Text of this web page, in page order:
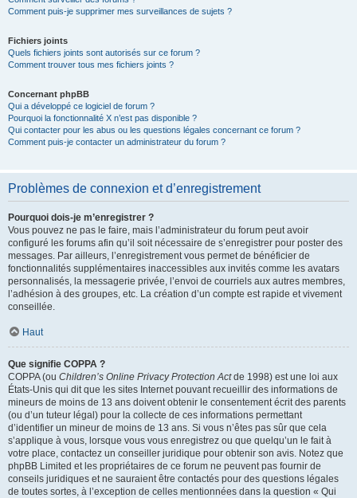
Comment puis-je supprimer mes surveillances de sujets ?
Fichiers joints
Quels fichiers joints sont autorisés sur ce forum ?
Comment trouver tous mes fichiers joints ?
Concernant phpBB
Qui a développé ce logiciel de forum ?
Pourquoi la fonctionnalité X n’est pas disponible ?
Qui contacter pour les abus ou les questions légales concernant ce forum ?
Comment puis-je contacter un administrateur du forum ?
Problèmes de connexion et d’enregistrement
Pourquoi dois-je m’enregistrer ?
Vous pouvez ne pas le faire, mais l’administrateur du forum peut avoir
configuré les forums afin qu’il soit nécessaire de s’enregistrer pour poster des
messages. Par ailleurs, l’enregistrement vous permet de bénéficier de
fonctionnalités supplémentaires inaccessibles aux invités comme les avatars
personnalisés, la messagerie privée, l’envoi de courriels aux autres membres,
l’adhésion à des groupes, etc. La création d’un compte est rapide et vivement
conseillée.
Haut
Que signifie COPPA ?
COPPA (ou Children’s Online Privacy Protection Actde 1998) est une loi aux
États-Unis qui dit que les sites Internet pouvant recueillir des informations de
mineurs de moins de 13 ans doivent obtenir le consentement écrit des parents
(ou d’un tuteur légal) pour la collecte de ces informations permettant
d’identifier un mineur de moins de 13 ans. Si vous n’êtes pas sûr que cela
s’applique à vous, lorsque vous vous enregistrez ou que quelqu’un le fait à
votre place, contactez un conseiller juridique pour obtenir son avis. Notez que
phpBB Limited et les propriétaires de ce forum ne peuvent pas fournir de
conseils juridiques et ne sauraient être contactés pour des questions légales
de toutes sortes, à l’exception de celles mentionnées dans la question « Qui